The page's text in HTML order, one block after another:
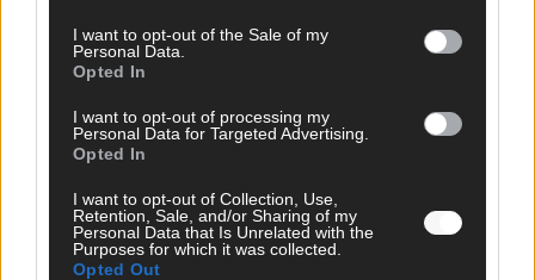
I want to opt-out of the Sale of my
Personal Data.
Opted In
I want to opt-out of processing my
Personal Data for Targeted Advertising.
Opted In
I want to opt-out of Collection, Use,
Retention, Sale, and/or Sharing of my
Personal Data that Is Unrelated with the
Purposes for which it was collected.
Opted Out
The Masked Singer: Muuhnika rockt mit „I Was Made For
Loving You“ im Yungblud-Style!